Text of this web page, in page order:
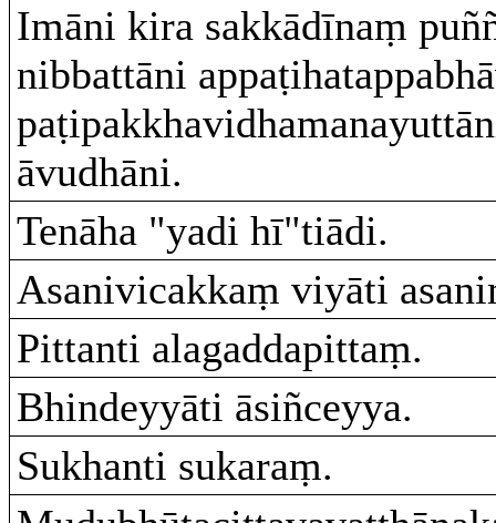
Imāni kira sakkādīnaṃ
nibbattāni
āvudhāni.
Tenāha "yadi hī"tiādi.
Asanivicakkaṃ viyāti
Pittanti alagaddapittaṃ.
Bhindeyyāti āsiñceyya.
Sukhanti sukaraṃ.